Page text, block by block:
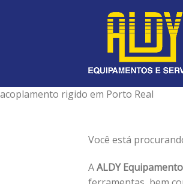
acoplamento rigido em Porto Real
Você está
AALDY